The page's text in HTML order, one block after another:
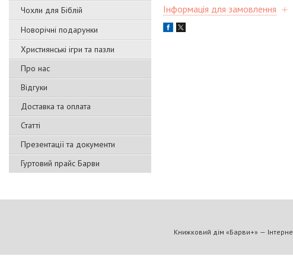
Чохли для Біблій
Новорічні подарунки
Християнські ігри та пазли
Про нас
Відгуки
Доставка та оплата
Статті
Презентації та документи
Гуртовий прайс Барви
Інформація для замовлення